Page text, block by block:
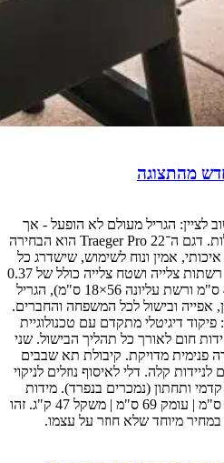
לציין: הגריל מעולם לא הופעל - אך
דגם ה־Traeger Pro 22 הוא הבחירה
אמין ונוח לשימוש, שישדרג כל
עם שתי קומות של רשתות צלייה ושטח צלייה כולל של 0.37
מ"ר (רשת תחתונה בגודל 56×48 ס"מ ורשת עליונה 56×18 ס"מ), הגריל
אפייה ובישול לכל המשפחה והחברים.
פיקוד דיגיטלי מתקדם עם טכנולוגיית
שני
פנימית מדויקת. קיבולת תא שבבים
לניידות קלה. דלי לאיסוף נוזלים לניקוי
ותחתון (נמכרים בנפרד). מידות
זהו
מיוחד שלא חוזר על עצמו.